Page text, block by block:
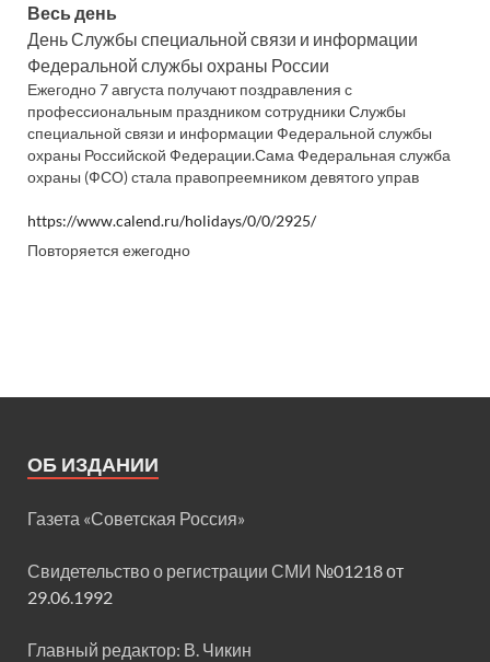
Весь день
День Службы специальной связи и информации
Федеральной службы охраны России
Ежегодно 7 августа получают поздравления с
профессиональным праздником сотрудники Службы
специальной связи и информации Федеральной службы
охраны Российской Федерации.Сама Федеральная служба
охраны (ФСО) стала правопреемником девятого управ
https://www.calend.ru/holidays/0/0/2925/
Повторяется ежегодно
ОБ ИЗДАНИИ
Газета «Советская Россия»
Свидетельство о регистрации СМИ №01218 от
29.06.1992
Главный редактор: В. Чикин